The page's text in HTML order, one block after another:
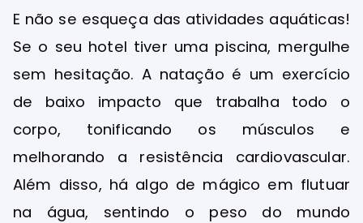
E não se esqueça das atividades aquáticas!
Se o seu hotel tiver uma piscina, mergulhe
sem hesitação. A natação é um exercício
de baixo impacto que trabalha todo o
corpo, tonificando os músculos e
melhorando a resistência cardiovascular.
Além disso, há algo de mágico em flutuar
na água, sentindo o peso do mundo